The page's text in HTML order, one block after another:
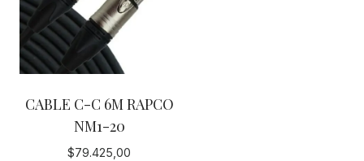
CABLE C-C 6M RAPCO
NM1-20
$79.425,00